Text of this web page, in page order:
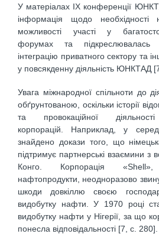
У матеріалах ІХ конференції
інформація щодо необхідності
можливості участі у
форумах та підкреслювалась
інтеграцію приватного сектору та
у повсякденну діяльність ЮНКТАД
Увага міжнародної спільноти до
обґрунтованою, оскільки історії
та провокаційної діяльності
корпорацій. Наприклад, у
знайдено докази того, що
підтримує партнерські взаємини
Конго. Корпорація
нафтопродукти, неодноразово
шкоди довкіллю своєю
видобутку нафти. У 1970 році
видобутку нафти у Нігерії, за що
понесла відповідальності [7, с. 280].